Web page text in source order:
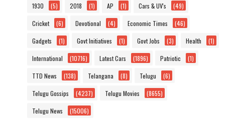
1930 (5) 2018 (1) AP (1) Cars & UV's (49)
Cricket (6) Devotional (4) Economic Times (46)
Gadgets (1) Govt Initiatives (1) Govt Jobs (3) Health (1)
International (10716) Latest Cars (1896) Patriotic (1)
TTD News (138) Telangana (8) Telugu (6)
Telugu Gossips (4237) Telugu Movies (8655)
Telugu News (15006)